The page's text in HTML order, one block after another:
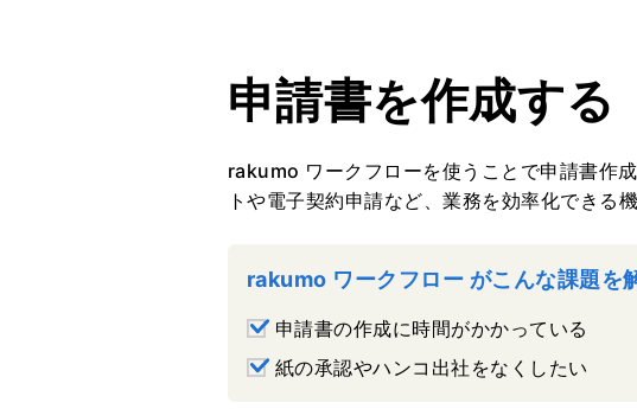
申請書を作成する
rakumo ワークフローを使うことで申請書作
トや電子契約申請など、業務を効率化できる
rakumo ワークフロー がこんな課題を
申請書の作成に時間がかかっている
紙の承認やハンコ出社をなくしたい